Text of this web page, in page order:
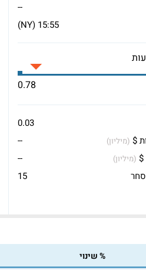
--
15:55 (NY)
0.78
0.03
$ (מיליון)
--
$ (מיליון)
--
15
% שינוי